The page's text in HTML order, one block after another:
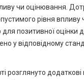
чи оцінювання.
рівня впливу
для позитивної оцінки
у відповідному
розглянуто